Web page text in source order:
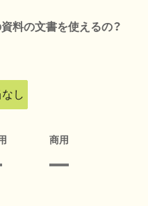
料の文書を使えるの？
し
商用